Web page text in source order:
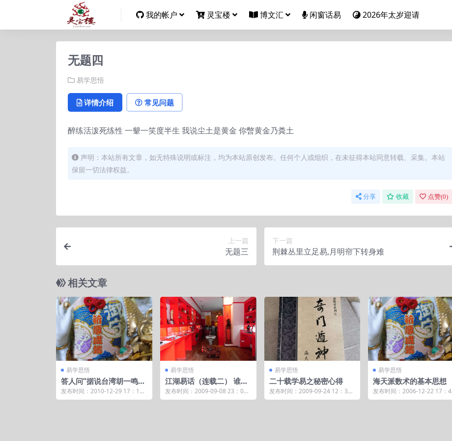
我的帐户 灵宝楼 博文汇 闲窗话易 2026年太岁迎请
无题四
易学思悟
详情介绍 常见问题
醉练活泼死练性 一颦一笑度半生 我说尘土是黄金 你暼黄金乃粪土
声明：本站所有文章，如无特殊说明或标注，均为本站原创发布。任何个人或组织，在未征得本站同意转载、采集。本站
保留一切法律权益。
分享 收藏 点赞(0)
上一篇
无题三
下一篇
荆棘丛里立足易,月明帘下转身难
相关文章
易学思悟
答人问“据说台湾胡一鸣的
水平很高，你认为如何的
问题”
发布时间：2010-12-29 17：1
5：53 怎么讲这个事情，此人毁
易学思悟
江湖易话（连载二） 谁敢
不会的八字
发布时间：2009-09-08 23：0
9：45 二 谁敢不会的八字 ...
易学思悟
二十载学易之秘密心得
发布时间：2009-09-24 12：3
3：12 学易近二十载，我有一个
易学思悟
海天派数术的基本思想
发布时间：2006-12-22 17：4
1：56 简易 变易 ...